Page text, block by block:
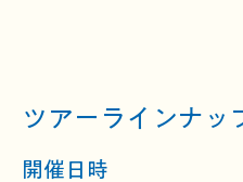
ツアーラインナッ
開催日時